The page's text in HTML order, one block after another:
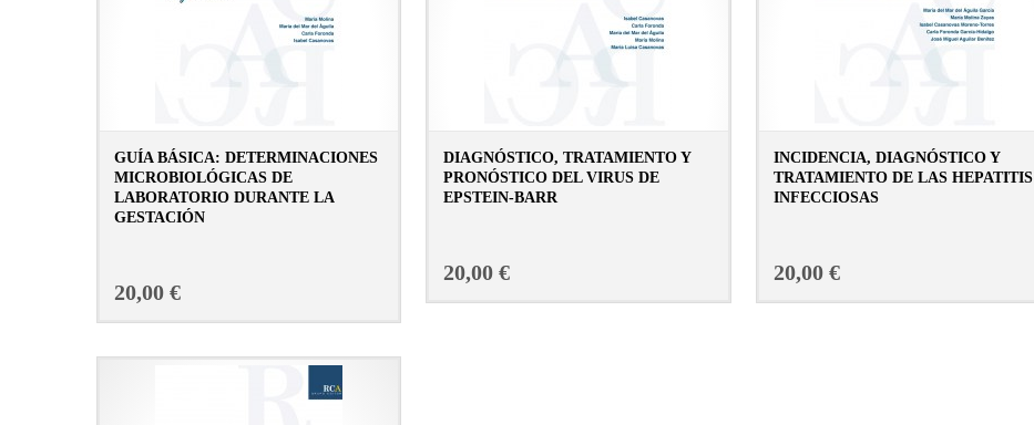
GUÍA BÁSICA: DETERMINACIONES
MICROBIOLÓGICAS DE
LABORATORIO DURANTE LA
GESTACIÓN
20,00 €
DIAGNÓSTICO, TRATAMIENTO Y
PRONÓSTICO DEL VIRUS DE
EPSTEIN-BARR
20,00 €
INCIDENCIA, DIAGNÓSTICO Y
TRATAMIENTO DE LAS HEPATITIS
INFECCIOSAS
20,00 €